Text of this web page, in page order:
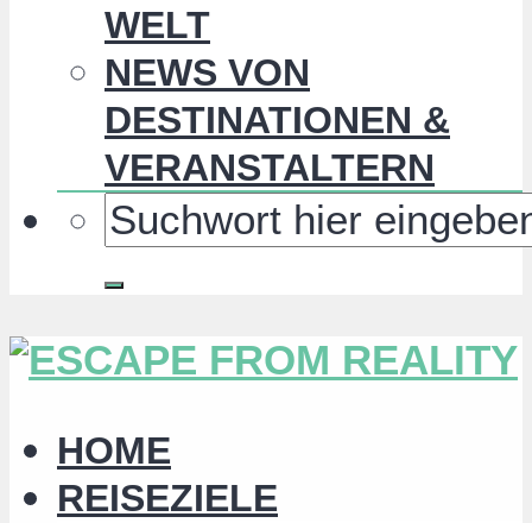
WELT
NEWS VON
DESTINATIONEN &
VERANSTALTERN
HOME
REISEZIELE